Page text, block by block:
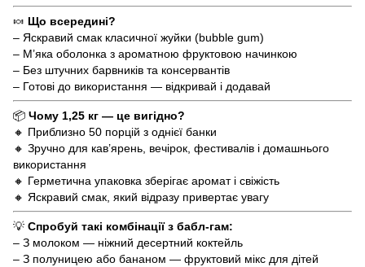
🍬 Що всередині?
– Яскравий смак класичної жуйки (bubble gum)
– М’яка оболонка з ароматною фруктовою начинкою
– Без штучних барвників та консервантів
– Готові до використання — відкривай і додавай
📦 Чому 1,25 кг — це вигідно?
🔸 Приблизно 50 порцій з однієї банки
🔸 Зручно для кав’ярень, вечірок, фестивалів і домашнього
використання
🔸 Герметична упаковка зберігає аромат і свіжість
🔸 Яскравий смак, який відразу привертає увагу
💡 Спробуй такі комбінації з бабл-гам:
– З молоком — ніжний десертний коктейль
– З полуницею або бананом — фруктовий мікс для дітей